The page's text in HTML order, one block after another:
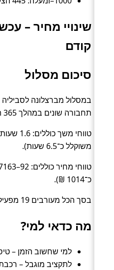
שינויי מחיר –
קודם
סיכום מסלול
תחבורה שונים במהלך 365 הימים האחרונים.
משוקלל כ־6.5 שעות).
כ־1014 ₪).
בסך הכל מעורבים 19 מפעילים ו־13 תחנות מוצא/יעד.
מה כדאי למי?
למי שחשוב הזמן – טיסה
לתקציב מוגבל – רכבת (סביב